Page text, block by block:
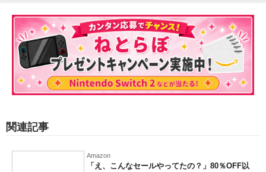
関連記事
Amazon
「え、こんなセールやってたの？」80％OFF以